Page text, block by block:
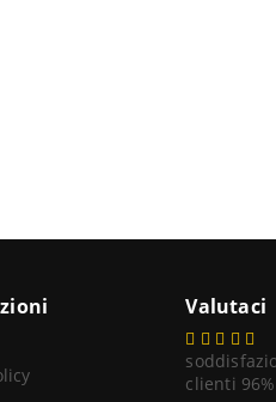
Valutaci
clienti 96%